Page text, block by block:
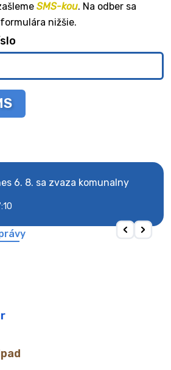
SMS-kou. Na odber sa
nižšie.
6. 8. sa zvaza komunalny